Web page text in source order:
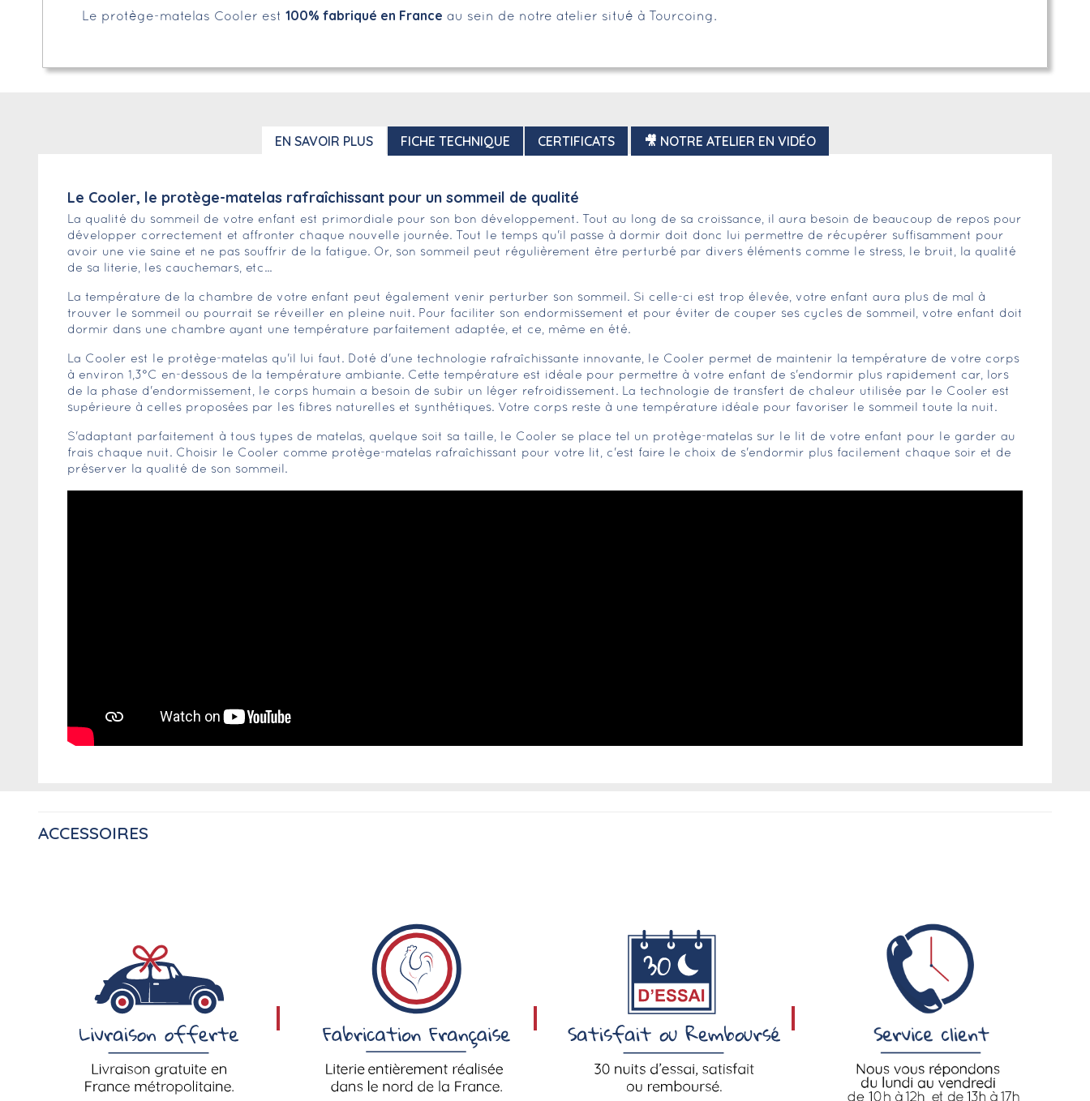
Le protège-matelas Cooler est 100% fabriqué en France au sein de notre atelier situé à Tourcoing.
EN SAVOIR PLUS FICHE TECHNIQUE CERTIFICATS 🎥 NOTRE ATELIER EN VIDÉO
Le Cooler, le protège-matelas rafraîchissant pour un sommeil de qualité
La qualité du sommeil de votre enfant est primordiale pour son bon développement. Tout au long de sa croissance, il aura besoin de beaucoup de repos pour
développer correctement et affronter chaque nouvelle journée. Tout le temps qu'il passe à dormir doit donc lui permettre de récupérer suffisamment pour
avoir une vie saine et ne pas souffrir de la fatigue. Or, son sommeil peut régulièrement être perturbé par divers éléments comme le stress, le bruit, la qualité
de sa literie, les cauchemars, etc...
La température de la chambre de votre enfant peut également venir perturber son sommeil. Si celle-ci est trop élevée, votre enfant aura plus de mal à
trouver le sommeil ou pourrait se réveiller en pleine nuit. Pour faciliter son endormissement et pour éviter de couper ses cycles de sommeil, votre enfant doit
dormir dans une chambre ayant une température parfaitement adaptée, et ce, même en été.
La Cooler est le protège-matelas qu'il lui faut. Doté d'une technologie rafraîchissante innovante, le Cooler permet de maintenir la température de votre corps
à environ 1,3°C en-dessous de la température ambiante. Cette température est idéale pour permettre à votre enfant de s'endormir plus rapidement car, lors
de la phase d'endormissement, le corps humain a besoin de subir un léger refroidissement. La technologie de transfert de chaleur utilisée par le Cooler est
supérieure à celles proposées par les fibres naturelles et synthétiques. Votre corps reste à une température idéale pour favoriser le sommeil toute la nuit.
S'adaptant parfaitement à tous types de matelas, quelque soit sa taille, le Cooler se place tel un protège-matelas sur le lit de votre enfant pour le garder au
frais chaque nuit. Choisir le Cooler comme protège-matelas rafraîchissant pour votre lit, c'est faire le choix de s'endormir plus facilement chaque soir et de
préserver la qualité de son sommeil.
ACCESSOIRES